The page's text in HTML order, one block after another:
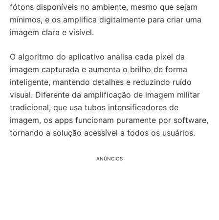
fótons disponíveis no ambiente, mesmo que sejam
mínimos, e os amplifica digitalmente para criar uma
imagem clara e visível.
O algoritmo do aplicativo analisa cada pixel da
imagem capturada e aumenta o brilho de forma
inteligente, mantendo detalhes e reduzindo ruído
visual. Diferente da amplificação de imagem militar
tradicional, que usa tubos intensificadores de
imagem, os apps funcionam puramente por software,
tornando a solução acessível a todos os usuários.
ANÚNCIOS